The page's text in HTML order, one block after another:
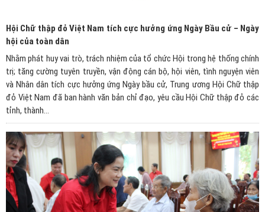
Hội Chữ thập đỏ Việt Nam tích cực hưởng ứng Ngày Bầu cử – Ngày
hội của toàn dân
Nhằm phát huy vai trò, trách nhiệm của tổ chức Hội trong hệ thống chính
trị; tăng cường tuyên truyền, vận động cán bộ, hội viên, tình nguyện viên
và Nhân dân tích cực hưởng ứng Ngày bầu cử, Trung ương Hội Chữ thập
đỏ Việt Nam đã ban hành văn bản chỉ đạo, yêu cầu Hội Chữ thập đỏ các
tỉnh, thành...